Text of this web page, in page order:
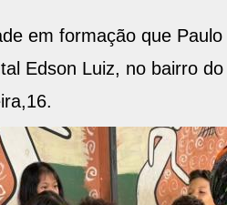
em formação que
Edson Luiz, no bairro